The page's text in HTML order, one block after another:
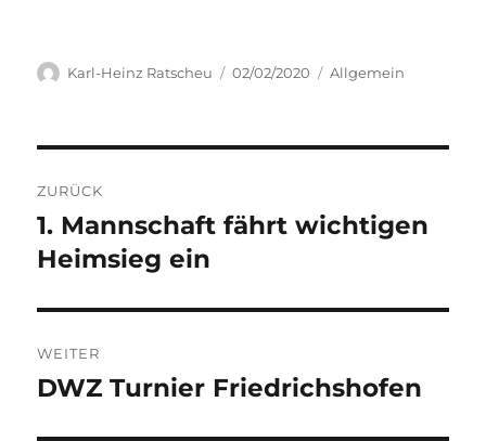
Autor
Karl-Heinz Ratscheu
Veröffentlicht
02/02/2020 Kategorien
Allgemein
ZURÜCK
Vorheriger
Beitrag:
1. Mannschaft fährt wichtigen
Heimsieg ein
WEITER
Nächster
DWZ Turnier Friedrichshofen